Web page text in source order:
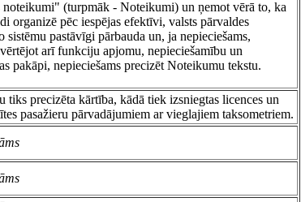
noteikumi" (turpmāk - Noteikumi) un ņemot vērā to, ka
organizē pēc iespējas efektīvi, valsts pārvaldes
sistēmu pastāvīgi pārbauda un, ja nepieciešams,
arī funkciju apjomu, nepieciešamību un
pakāpi, nepieciešams precizēt Noteikumu tekstu.
tiks precizēta kārtība, kādā tiek izsniegtas licences un
pasažieru pārvadājumiem ar vieglajiem taksometriem.